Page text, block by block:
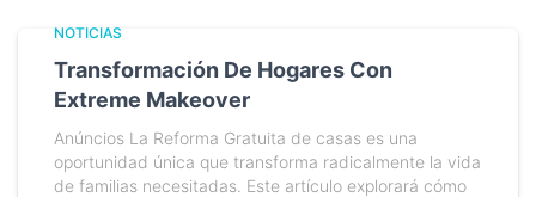
NOTICIAS
Transformación De Hogares Con
Extreme Makeover
Anúncios La Reforma Gratuita de casas es una
oportunidad única que transforma radicalmente la vida
de familias necesitadas. Este artículo explorará cómo